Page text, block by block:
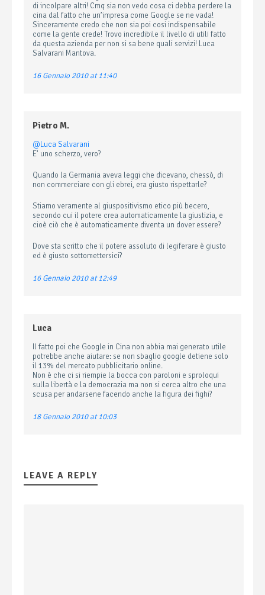
di incolpare altri! Cmq sia non vedo cosa ci debba perdere la
cina dal fatto che un’impresa come Google se ne vada!
Sinceramente credo che non sia poi cosi indispensabile
come la gente crede! Trovo incredibile il livello di utili fatto
da questa azienda per non si sa bene quali servizi! Luca
Salvarani Mantova.
16 Gennaio 2010 at 11:40
Pietro M.
@Luca Salvarani
E’ uno scherzo, vero?
Quando la Germania aveva leggi che dicevano, chessò, di
non commerciare con gli ebrei, era giusto rispettarle?
Stiamo veramente al giuspositivismo etico più becero,
secondo cui il potere crea automaticamente la giustizia, e
cioè ciò che è automaticamente diventa un dover essere?
Dove sta scritto che il potere assoluto di legiferare è giusto
ed è giusto sottomettersici?
16 Gennaio 2010 at 12:49
Luca
Il fatto poi che Google in Cina non abbia mai generato utile
potrebbe anche aiutare: se non sbaglio google detiene solo
il 13% del mercato pubblicitario online.
Non è che ci si riempie la bocca con paroloni e sproloqui
sulla libertà e la democrazia ma non si cerca altro che una
scusa per andarsene facendo anche la figura dei fighi?
18 Gennaio 2010 at 10:03
LEAVE A REPLY